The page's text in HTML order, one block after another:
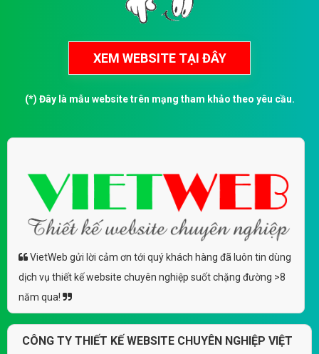
(*) Đây là mẫu website trên mạng tham khảo theo yêu cầu.
VietWeb gửi lời cảm ơn tới quý khách hàng đã luôn tin dùng
dịch vụ thiết kế website chuyên nghiệp suốt chặng đường >8
năm qua!
CÔNG TY THIẾT KẾ WEBSITE CHUYÊN NGHIỆP VIỆT